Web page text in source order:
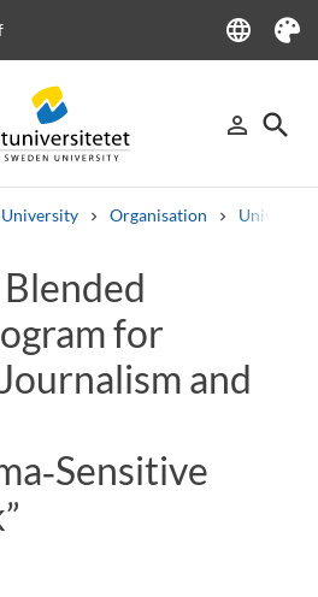
language
Language
Theme
person_outline
Sign in
search
Organisation
SyllabusWelcome letters
for
and